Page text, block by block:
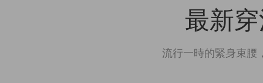
最新
流行一時的緊身束腰